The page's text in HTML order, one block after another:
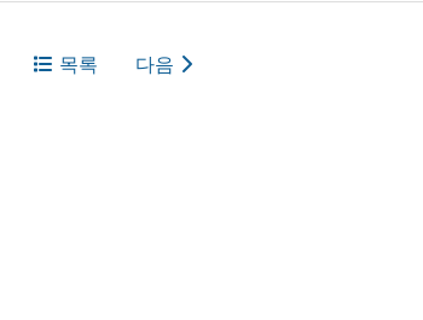
목록 다음